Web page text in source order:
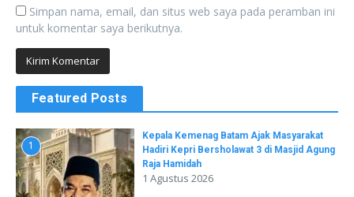
Simpan nama, email, dan situs web saya pada peramban ini
untuk komentar saya berikutnya.
Featured Posts
1
Kepala Kemenag Batam Ajak Masyarakat
Hadiri Kepri Bersholawat 3 di Masjid Agung
Raja Hamidah
1 Agustus 2026